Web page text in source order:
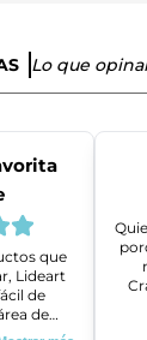
Lo que
que
Lideart
de
de
amable y